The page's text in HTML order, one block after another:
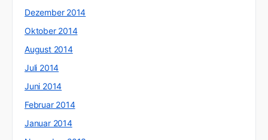
Dezember 2014
Oktober 2014
August 2014
Juli 2014
Juni 2014
Februar 2014
Januar 2014